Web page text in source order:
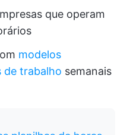
que operam
modelos
de trabalho semanais